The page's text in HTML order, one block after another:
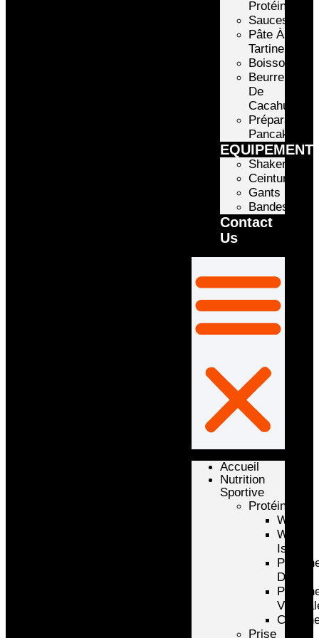
Protéinée
Sauces
Pâte À
Tartiner
Boissons
Beurre
De
Cacahuète
Préparation
Pancake
Shakers
Ceintures
Gants
Bandes
Contact
Us
Accueil
Nutrition
Sportive
Protéines
Whey
Whey
Isolate
D’oeuf
Prise